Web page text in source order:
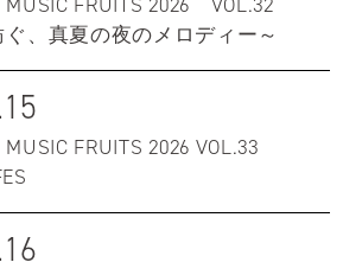
MUSIC FRUITS 2026 VOL.32
ぐ、真夏の夜のメロディー～
MUSIC FRUITS 2026 VOL.33